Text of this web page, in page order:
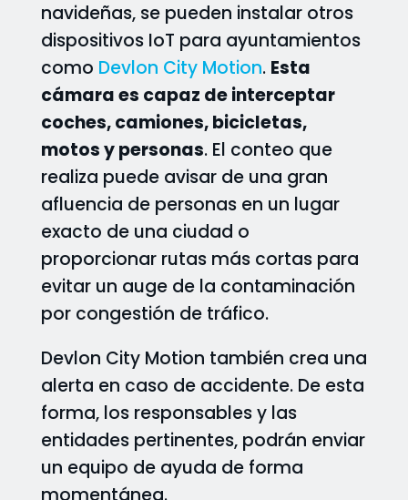
navideñas, se pueden instalar otros
dispositivos IoT para ayuntamientos
como Devlon City Motion. Esta
cámara es capaz de interceptar
coches, camiones, bicicletas,
motos y personas. El conteo que
realiza puede avisar de una gran
afluencia de personas en un lugar
exacto de una ciudad o
proporcionar rutas más cortas para
evitar un auge de la contaminación
por congestión de tráfico.
Devlon City Motion también crea una
alerta en caso de accidente. De esta
forma, los responsables y las
entidades pertinentes, podrán enviar
un equipo de ayuda de forma
momentánea.